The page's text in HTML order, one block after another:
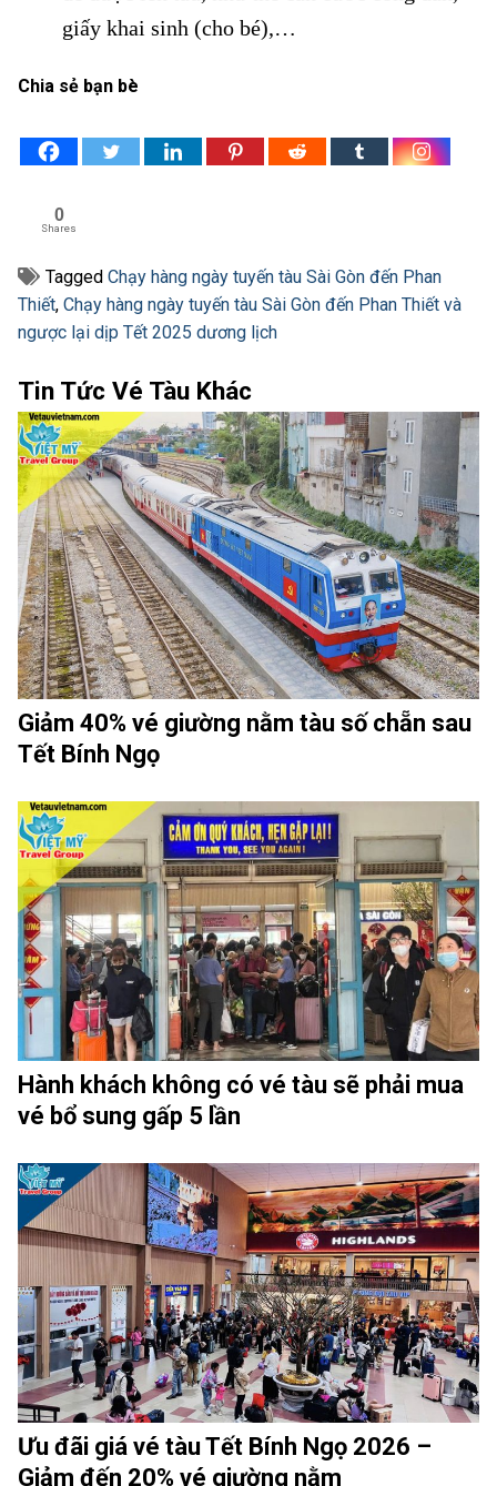
giấy khai sinh (cho bé),…
Chia sẻ bạn bè
0
Shares
Tagged Chạy hàng ngày tuyến tàu Sài Gòn đến Phan
Thiết, Chạy hàng ngày tuyến tàu Sài Gòn đến Phan Thiết và
ngược lại dịp Tết 2025 dương lịch
Tin Tức Vé Tàu Khác
Giảm 40% vé giường nằm tàu số chẵn sau
Tết Bính Ngọ
Hành khách không có vé tàu sẽ phải mua
vé bổ sung gấp 5 lần
Ưu đãi giá vé tàu Tết Bính Ngọ 2026 –
Giảm đến 20% vé giường nằm